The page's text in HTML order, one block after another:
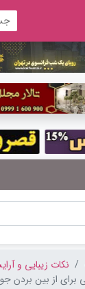
نکات زیبایی و
از بین بردن